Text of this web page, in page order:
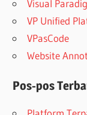
Visual
VP Unified
VPasCode
Website
Pos-pos